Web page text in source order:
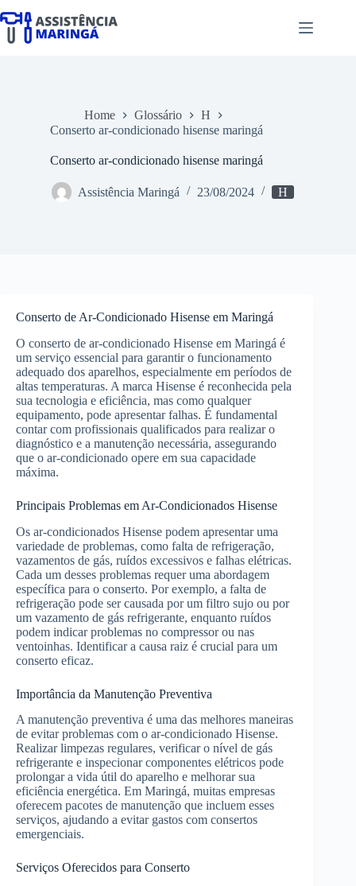
para
Home Glossário
H
Conserto ar-condicionado hisense maringá
Conserto ar-condicionado hisense maringá
Assistência Maringá 23/08/2024 H
Conserto de Ar-Condicionado Hisense em Maringá
O conserto de ar-condicionado Hisense em Maringá é
um serviço essencial para garantir o funcionamento
adequado dos aparelhos, especialmente em períodos de
altas temperaturas. A marca Hisense é reconhecida pela
sua tecnologia e eficiência, mas como qualquer
equipamento, pode apresentar falhas. É fundamental
contar com profissionais qualificados para realizar o
diagnóstico e a manutenção necessária, assegurando
que o ar-condicionado opere em sua capacidade
máxima.
Principais Problemas em Ar-Condicionados Hisense
Os ar-condicionados Hisense podem apresentar uma
variedade de problemas, como falta de refrigeração,
vazamentos de gás, ruídos excessivos e falhas elétricas.
Cada um desses problemas requer uma abordagem
específica para o conserto. Por exemplo, a falta de
refrigeração pode ser causada por um filtro sujo ou por
um vazamento de gás refrigerante, enquanto ruídos
podem indicar problemas no compressor ou nas
ventoinhas. Identificar a causa raiz é crucial para um
conserto eficaz.
Importância da Manutenção Preventiva
A manutenção preventiva é uma das melhores maneiras
de evitar problemas com o ar-condicionado Hisense.
Realizar limpezas regulares, verificar o nível de gás
refrigerante e inspecionar componentes elétricos pode
prolongar a vida útil do aparelho e melhorar sua
eficiência energética. Em Maringá, muitas empresas
oferecem pacotes de manutenção que incluem esses
serviços, ajudando a evitar gastos com consertos
emergenciais.
Serviços Oferecidos para Conserto